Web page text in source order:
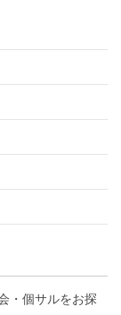
・個サルをお探